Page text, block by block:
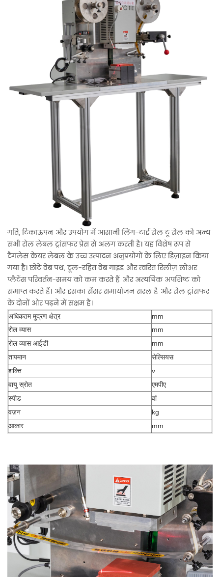
गति, टिकाऊपन और उपयोग में आसानी लिंग-टाई रोल टू रोल को अन्य
सभी रोल लेबल ट्रांसफर प्रेस से अलग करती है। यह विशेष रूप से
टैगलेस केयर लेबल के उच्च उत्पादन अनुप्रयोगों के लिए डिज़ाइन किया
गया है। छोटे वेब पथ, टूल-रहित वेब गाइड और त्वरित रिलीज़ लोअर
प्लैटेंस परिवर्तन-समय को कम करते हैं और अत्यधिक अपशिष्ट को
समाप्त करते हैं। और इसका सेंसर समायोजन सरल है और रोल ट्रांसफर
के दोनों ओर पढ़ने में सक्षम है।
अधिकतम मुद्रण क्षेत्र mm
रोल व्यास
mm
रोल व्यास आईडी
mm
तापमान
सेल्सियस
शक्ति
v
वायु स्रोत
एमपीए
स्पीड
वां
वज़न
kg
आकार
mm